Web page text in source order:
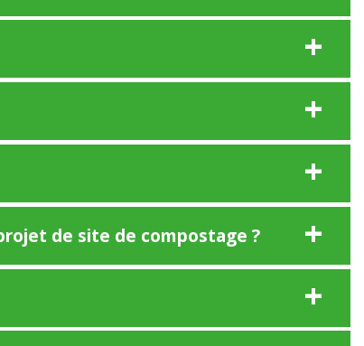
de site de compostage ?